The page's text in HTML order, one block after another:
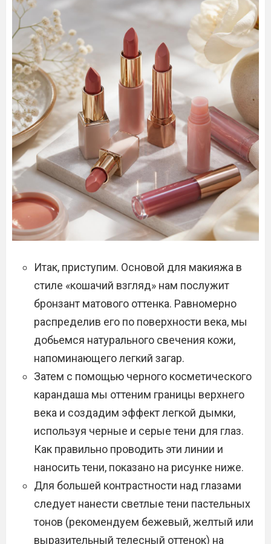
Итак, приступим. Основой для макияжа в
стиле «кошачий взгляд» нам послужит
бронзант матового оттенка. Равномерно
распределив его по поверхности века, мы
добьемся натурального свечения кожи,
напоминающего легкий загар.
Затем с помощью черного косметического
карандаша мы оттеним границы верхнего
века и создадим эффект легкой дымки,
используя черные и серые тени для глаз.
Как правильно проводить эти линии и
наносить тени, показано на рисунке ниже.
Для большей контрастности над глазами
следует нанести светлые тени пастельных
тонов (рекомендуем бежевый, желтый или
выразительный телесный оттенок) на